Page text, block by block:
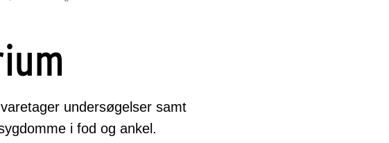
undersøgelser samt
i fod og ankel.